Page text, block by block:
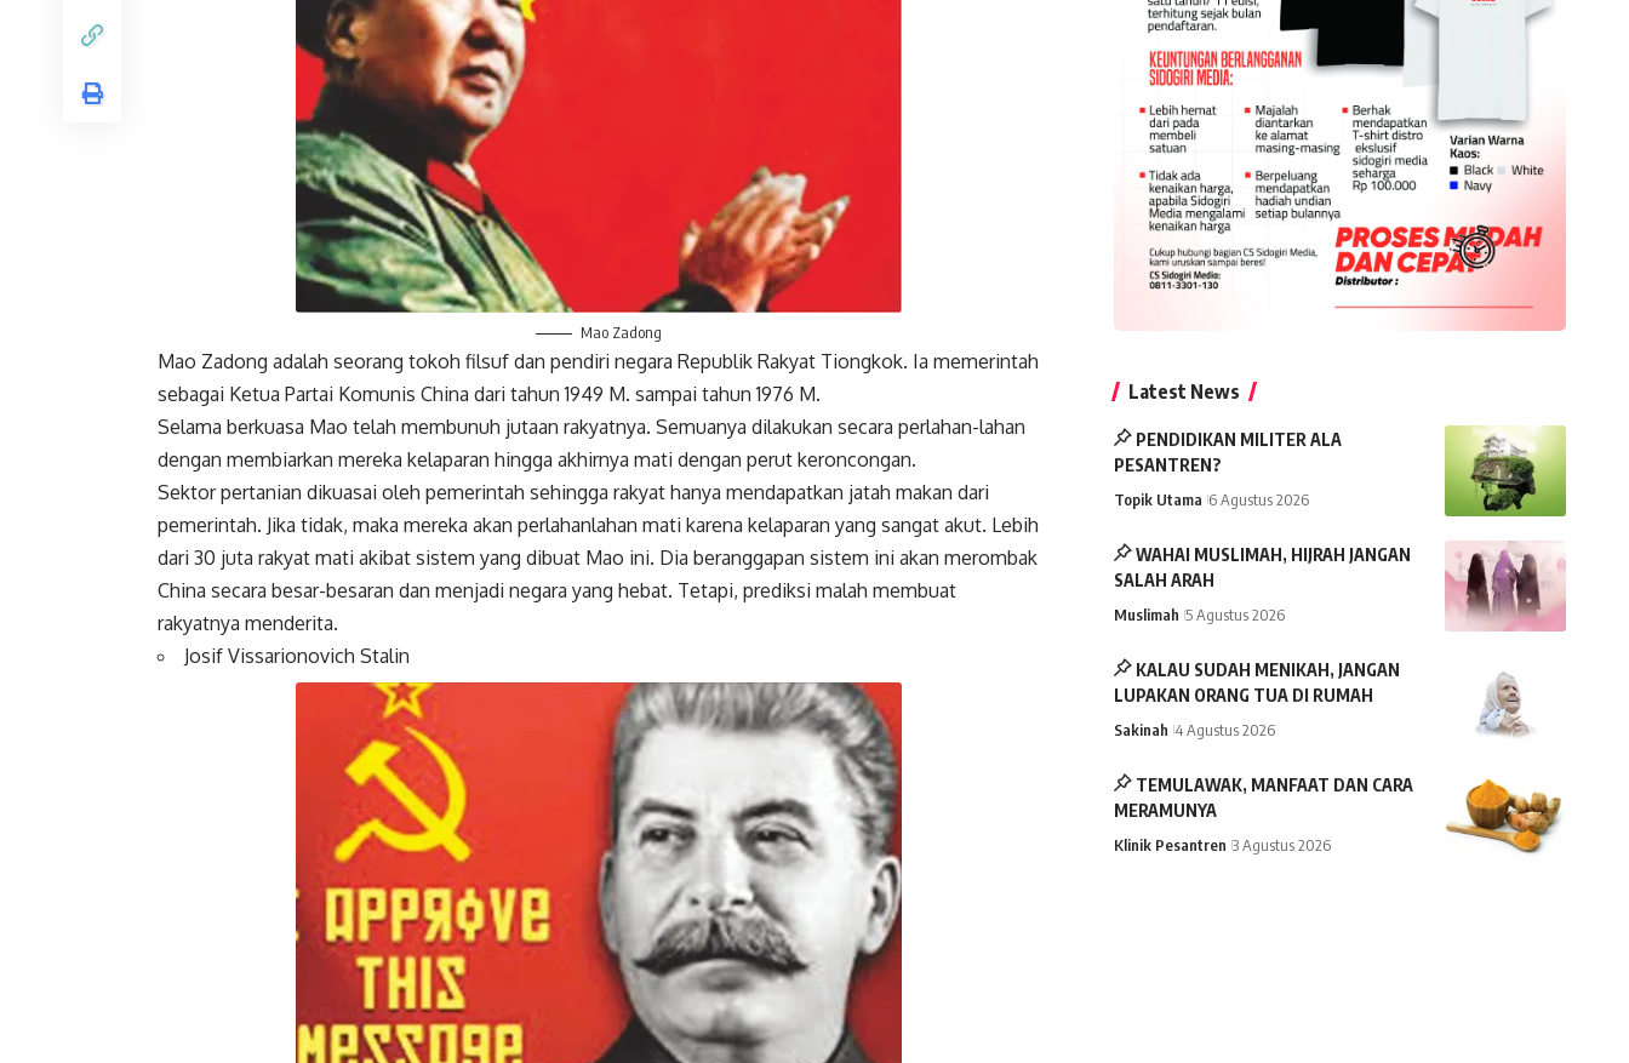
Mao Zadong
Mao Zadong adalah seorang tokoh filsuf dan pendiri negara Republik Rakyat Tiongkok. Ia memerintah
sebagai Ketua Partai Komunis China dari tahun 1949 M. sampai tahun 1976 M.
Selama berkuasa Mao telah membunuh jutaan rakyatnya. Semuanya dilakukan secara perlahan-lahan
dengan membiarkan mereka kelaparan hingga akhirnya mati dengan perut keroncongan.
Sektor pertanian dikuasai oleh pemerintah sehingga rakyat hanya mendapatkan jatah makan dari
pemerintah. Jika tidak, maka mereka akan perlahanlahan mati karena kelaparan yang sangat akut. Lebih
dari 30 juta rakyat mati akibat sistem yang dibuat Mao ini. Dia beranggapan sistem ini akan merombak
China secara besar-besaran dan menjadi negara yang hebat. Tetapi, prediksi malah membuat
rakyatnya menderita.
Josif Vissarionovich Stalin
Facebook Gmail
Latest News
PENDIDIKAN MILITER ALA
PESANTREN?
Topik Utama 6 Agustus 2026
WAHAI MUSLIMAH, HIJRAH JANGAN
SALAH ARAH
Muslimah 5 Agustus 2026
KALAU SUDAH MENIKAH, JANGAN
LUPAKAN ORANG TUA DI RUMAH
Sakinah 4 Agustus 2026
TEMULAWAK, MANFAAT DAN CARA
MERAMUNYA
Klinik Pesantren 3 Agustus 2026